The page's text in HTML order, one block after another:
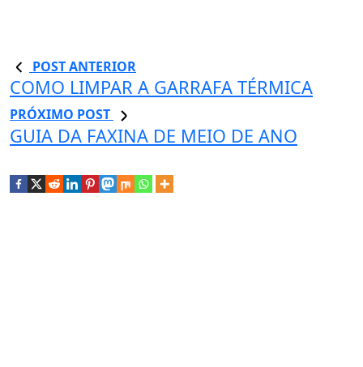
POST ANTERIOR
COMO LIMPAR A GARRAFA TÉRMICA
PRÓXIMO POST
GUIA DA FAXINA DE MEIO DE ANO